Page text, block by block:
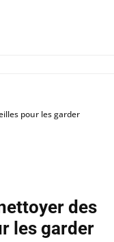
pour les garder
des
les garder